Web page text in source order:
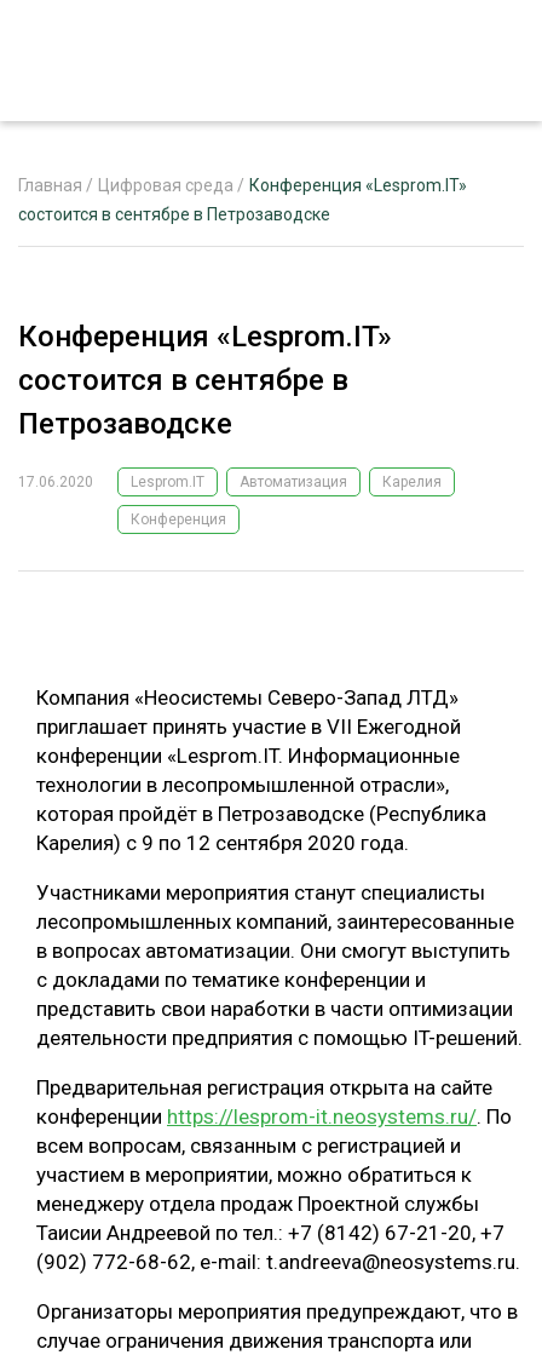
РЕКЛАМОДАТЕЛЯМ
ЛЕСНОЕ ХОЗЯЙСТВО
ЛЕСОЗАГОТОВКА
ОБРАБОТКА ДРЕВЕСИНЫ
ЛЕСОВОССТАНОВЛЕНИЕ И ЗАЩИТА
ЛОГИСТИКА
ПРОИЗВОДСТВО ДРЕВЕСНЫХ ПЛИТ
ЦБП
КОМПЛЕКСНАЯ ПЕРЕРАБОТКА
ЛЕСОПИЛЕНИЕ
ДЕРЕВЯННОЕ ДОМОСТРОЕНИЕ
БЕЗОПАСНОЕ ПРОИЗВОДСТВО
СОРТИРОВКА ДРЕВЕСИНЫ
СУШКА ДРЕВЕСИНЫ
ТЕМАТИЧЕСКИЕ ПРОЕКТЫ
ЭКСПЕРТНОЕ МНЕНИЕ
Главная / Цифровая среда / Конференция «Lesprom.IT»
состоится в сентябре в Петрозаводске
Конференция «Lesprom.IT»
состоится в сентябре в
Петрозаводске
17.06.2020 Lesprom.IT Автоматизация Карелия
Конференция
Компания «Неосистемы Северо-Запад ЛТД»
приглашает принять участие в VII Ежегодной
конференции «Lesprom.IT. Информационные
технологии в лесопромышленной отрасли»,
которая пройдёт в Петрозаводске (Республика
Карелия) с 9 по 12 сентября 2020 года.
Участниками мероприятия станут специалисты
лесопромышленных компаний, заинтересованные
в вопросах автоматизации. Они смогут выступить
с докладами по тематике конференции и
представить свои наработки в части оптимизации
деятельности предприятия с помощью IT-решений.
Предварительная регистрация открыта на сайте
конференции https://lesprom-it.neosystems.ru/. По
всем вопросам, связанным с регистрацией и
участием в мероприятии, можно обратиться к
менеджеру отдела продаж Проектной службы
Таисии Андреевой по тел.: +7 (8142) 67-21-20, +7
(902) 772-68-62, e-mail: t.andreeva@neosystems.ru.
Организаторы мероприятия предупреждают, что в
случае ограничения движения транспорта или